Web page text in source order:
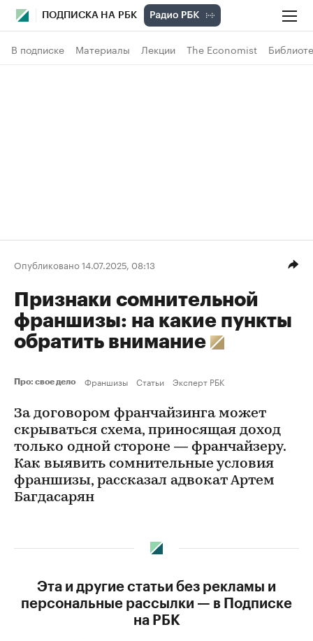
ПОДПИСКА НА РБК
В подписке Материалы Лекции The Economist
Опубликовано 14.07.2025, 08:13
Признаки сомнительной
франшизы: на какие пункты
обратить внимание
Про: свое дело Франшизы Статьи Эксперт РБК
За договором франчайзинга может
скрываться схема, приносящая доход
только одной стороне — франчайзеру.
Как выявить сомнительные условия
франшизы, рассказал адвокат Артем
Багдасарян
Эта и другие статьи без рекламы и
персональные рассылки — в Подписке
на РБК